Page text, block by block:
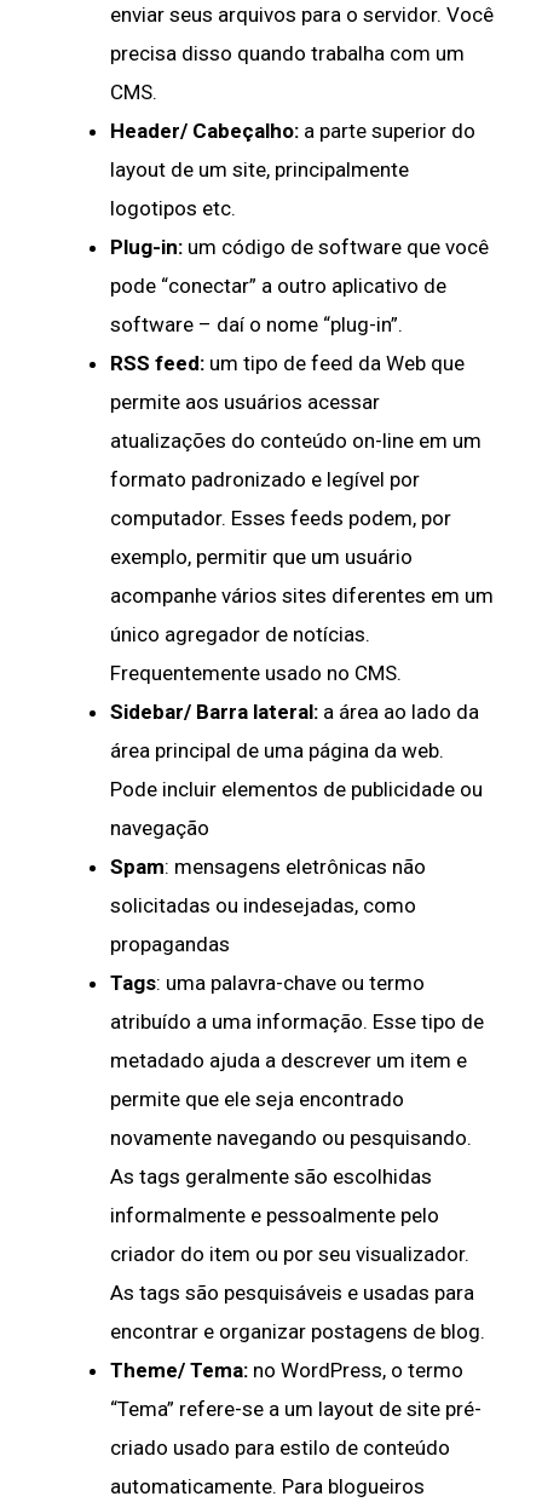
enviar seus arquivos para o servidor. Você
precisa disso quando trabalha com um
CMS.
Header/ Cabeçalho: a parte superior do
layout de um site, principalmente
logotipos etc.
Plug-in: um código de software que você
pode “conectar” a outro aplicativo de
software – daí o nome “plug-in”.
RSS feed: um tipo de feed da Web que
permite aos usuários acessar
atualizações do conteúdo on-line em um
formato padronizado e legível por
computador. Esses feeds podem, por
exemplo, permitir que um usuário
acompanhe vários sites diferentes em um
único agregador de notícias.
Frequentemente usado no CMS.
Sidebar/ Barra lateral: a área ao lado da
área principal de uma página da web.
Pode incluir elementos de publicidade ou
navegação
Spam: mensagens eletrônicas não
solicitadas ou indesejadas, como
propagandas
Tags: uma palavra-chave ou termo
atribuído a uma informação. Esse tipo de
metadado ajuda a descrever um item e
permite que ele seja encontrado
novamente navegando ou pesquisando.
As tags geralmente são escolhidas
informalmente e pessoalmente pelo
criador do item ou por seu visualizador.
As tags são pesquisáveis ​​e usadas para
encontrar e organizar postagens de blog.
Theme/ Tema: no WordPress, o termo
“Tema” refere-se a um layout de site pré-
criado usado para estilo de conteúdo
automaticamente. Para blogueiros